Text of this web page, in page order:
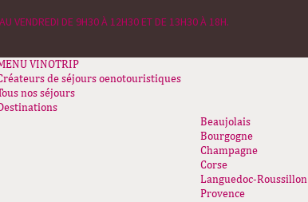
VENDREDI DE 9H30 À 12H30 ET DE 13H30 À 18H.
VINOTRIP
de séjours oenotouristiques
nos séjours
Beaujolais
Bourgogne
Champagne
Corse
Languedoc-Roussillon
Provence